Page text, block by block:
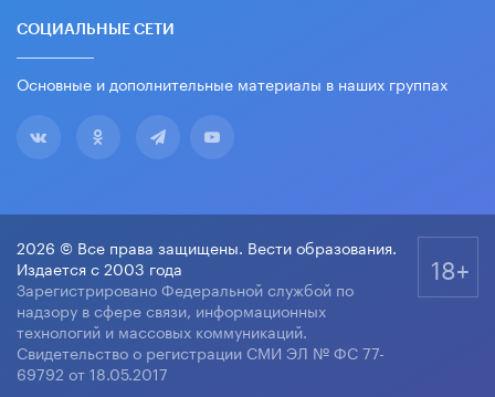
СОЦИАЛЬНЫЕ СЕТИ
Основные и дополнительные материалы в наших группах
2026 © Все права защищены. Вести образования.
Издается с 2003 года
Зарегистрировано Федеральной службой по
надзору в сфере связи, информационных
технологий и массовых коммуникаций.
Свидетельство о регистрации СМИ ЭЛ № ФС 77-
69792 от 18.05.2017
18+